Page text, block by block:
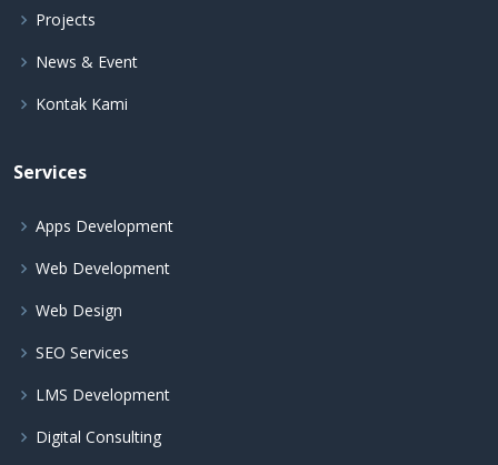
Projects
News & Event
Kontak Kami
Services
Apps Development
Web Development
Web Design
SEO Services
LMS Development
Digital Consulting